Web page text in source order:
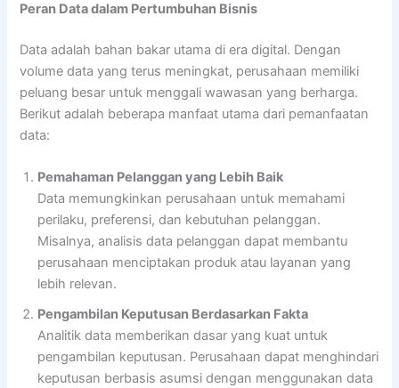
Peran Data dalam Pertumbuhan Bisnis
Data adalah bahan bakar utama di era digital. Dengan
volume data yang terus meningkat, perusahaan memiliki
peluang besar untuk menggali wawasan yang berharga.
Berikut adalah beberapa manfaat utama dari pemanfaatan
data:
Pemahaman Pelanggan yang Lebih Baik
Data memungkinkan perusahaan untuk memahami
perilaku, preferensi, dan kebutuhan pelanggan.
Misalnya, analisis data pelanggan dapat membantu
perusahaan menciptakan produk atau layanan yang
lebih relevan.
Pengambilan Keputusan Berdasarkan Fakta
Analitik data memberikan dasar yang kuat untuk
pengambilan keputusan. Perusahaan dapat menghindari
keputusan berbasis asumsi dengan menggunakan data